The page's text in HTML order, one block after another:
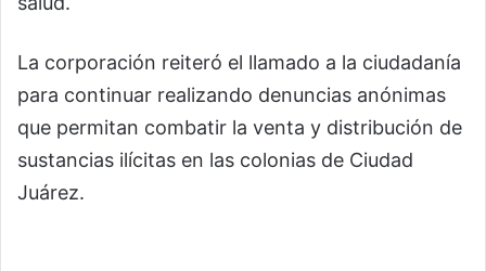
La corporación reiteró el llamado a la ciudadanía
para continuar realizando denuncias anónimas
que permitan combatir la venta y distribución de
sustancias ilícitas en las colonias de Ciudad
Juárez.